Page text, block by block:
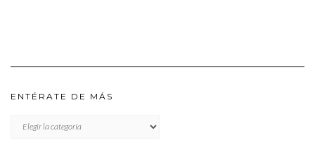
ENTÉRATE DE MÁS